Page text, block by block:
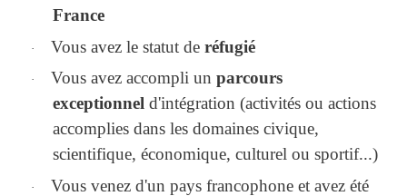
France
· Vous avez le statut de réfugié
· Vous avez accompli un parcours
exceptionnel d'intégration (activités ou actions
accomplies dans les domaines civique,
scientifique, économique, culturel ou sportif...)
·
Vous venez d'un pays francophone et avez été